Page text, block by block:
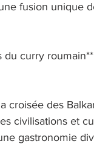
fusion unique
du curry roumain**
croisée des
civilisations et
gastronomie